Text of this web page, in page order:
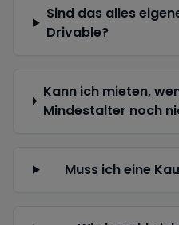
Sind das alles
Drivable?
Kann ich mieten,
Mindestalter noch
Muss ich eine